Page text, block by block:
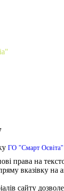
ГО "Смарт Освіта"
права на
вказівку на
сайту